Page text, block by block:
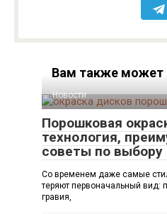
Вам также может
Новости
Порошковая
технология,
советы по выбору
Со временем даже самые
теряют первоначальный вид:
гравия,